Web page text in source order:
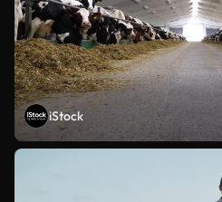
iStock